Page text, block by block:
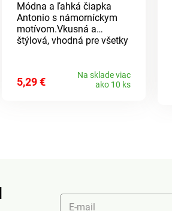
Módna a ľahká čiapka
Antonio s námorníckym
motívom.Vkusná a
štýlová, vhodná pre všetky
unisex (dámska i pánska)
5,29 €
Na sklade viac
ako 10 ks
E-mail